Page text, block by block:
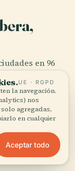
en 96
UE · RGPD
la navegación.
nos
agregadas,
en cualquier
Aceptar todo